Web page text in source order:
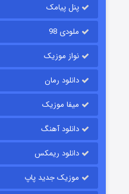
قسمت۱۵ (دوبله)
پنل پیامک
ملودی 98
نواز موزیک
دانلود رمان
میفا موزیک
دانلود آهنگ
دانلود ریمکس
موزیک جدید پاپ